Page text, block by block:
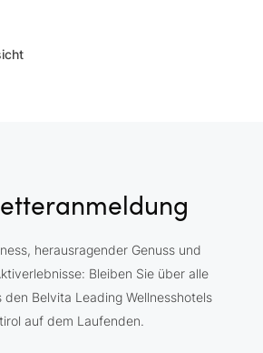
herausragender Genuss und
Bleiben Sie über alle
den Belvita Leading Wellnesshotels
auf dem Laufenden.